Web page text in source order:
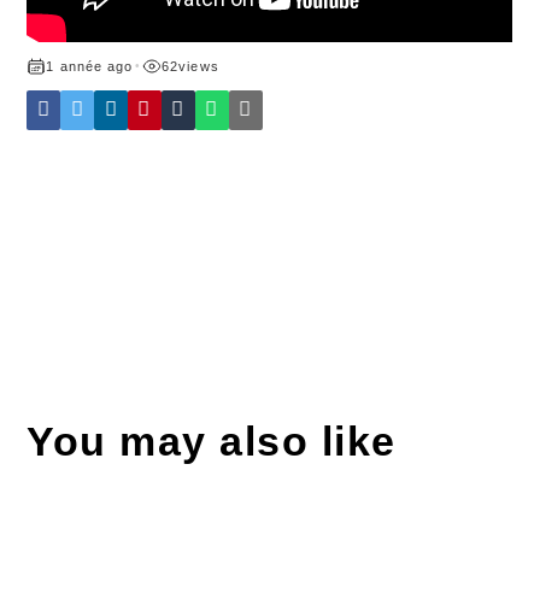
1 année ago • 62views
You may also like